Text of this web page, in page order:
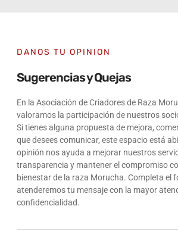
DANOS TU OPINION
Sugerencias y Quejas
En la Asociación de Criadores de Raza
valoramos la participación de nuestros
Si tienes alguna propuesta de mejora,
que desees comunicar, este espacio está
opinión nos ayuda a mejorar nuestros
transparencia y mantener el compromiso
bienestar de la raza Morucha. Completa el
atenderemos tu mensaje con la mayor
confidencialidad.